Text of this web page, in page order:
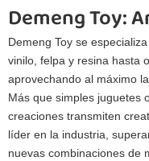
Demeng Toy:
Demeng Toy se
vinilo, felpa y resina hasta
aprovechando al máximo
Más que simples juguetes
creaciones transmiten
líder en la industria,
nuevas combinaciones de